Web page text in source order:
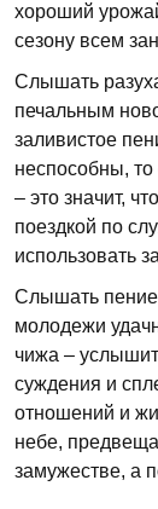
хороший
сезону всем
Слышать
печальным
заливистое
неспособны,
– это значит,
поездкой по
использовать
Слышать
молодежи
чижа –
суждения и
отношений и
небе,
замужестве, а